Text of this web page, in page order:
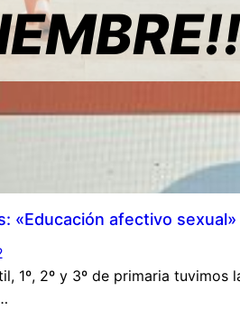
«Educación afectivo sexual»
1º, 2º y 3º de primaria